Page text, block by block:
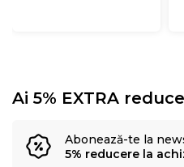
Ai 5% EXTRA
Abonează-te la
5% reducere la